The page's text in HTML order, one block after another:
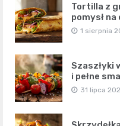
Tortilla z
pomysł na
1 sierpnia
Szaszłyki
i pełne
31 lipca